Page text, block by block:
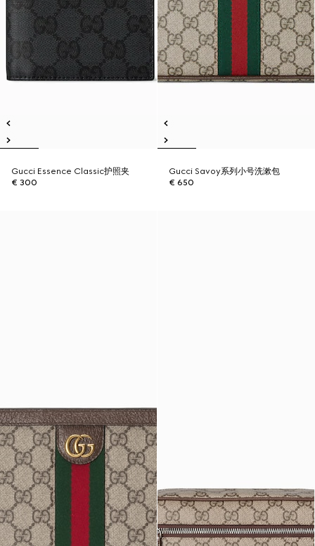
Gucci Essence Classic护照夹
€ 300
Gucci Savoy系列小号洗漱包
€ 650